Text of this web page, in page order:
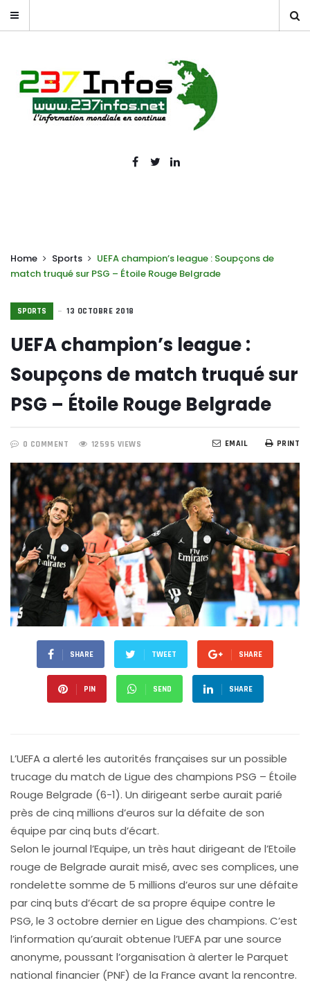
Home Sports
UEFA champion’s league : Soupçons de
match truqué sur PSG – Étoile Rouge Belgrade
SPORTS 13 OCTOBRE 2018
UEFA champion’s league :
Soupçons de match truqué sur
PSG – Étoile Rouge Belgrade
0 COMMENT 12595 VIEWS PRINT
EMAIL
SHARE TWEET SHARE
PIN SEND SHARE
L’UEFA a alerté les autorités françaises sur un possible
trucage du match de Ligue des champions PSG – Étoile
Rouge Belgrade (6-1). Un dirigeant serbe aurait parié
près de cinq millions d’euros sur la défaite de son
équipe par cinq buts d’écart.
Selon le journal l’Equipe, un très haut dirigeant de l’Etoile
rouge de Belgrade aurait misé, avec ses complices, une
rondelette somme de 5 millions d’euros sur une défaite
par cinq buts d’écart de sa propre équipe contre le
PSG, le 3 octobre dernier en Ligue des champions. C’est
l’information qu’aurait obtenue l’UEFA par une source
anonyme, poussant l’organisation à alerter le Parquet
national financier (PNF) de la France avant la rencontre.